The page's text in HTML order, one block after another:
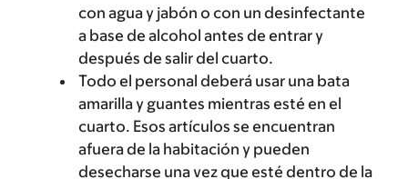
con agua y jabón o con un desinfectante
a base de alcohol antes de entrar y
después de salir del cuarto.
Todo el personal deberá usar una bata
amarilla y guantes mientras esté en el
cuarto. Esos artículos se encuentran
afuera de la habitación y pueden
desecharse una vez que esté dentro de la